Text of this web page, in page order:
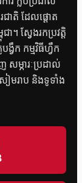
ជាតិ ដែលផ្តោត
។ ស្វែងរកប្រវត្តិ
វឹក កម្មវិធីហ្វឹក
សម្ភារៈប្រដាល់
ៀមរាប និងទូទាំង